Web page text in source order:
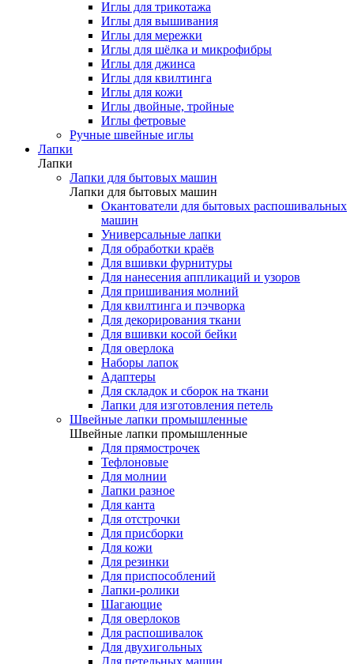
Иглы для трикотажа
Иглы для вышивания
Иглы для мережки
Иглы для шёлка и микрофибры
Иглы для джинса
Иглы для квилтинга
Иглы для кожи
Иглы двойные, тройные
Иглы фетровые
Ручные швейные иглы
Лапки
Лапки
Лапки для бытовых машин
Лапки для бытовых машин
Окантователи для бытовых распошивальных
машин
Универсальные лапки
Для обработки краёв
Для вшивки фурнитуры
Для нанесения аппликаций и узоров
Для пришивания молний
Для квилтинга и пэчворка
Для декорирования ткани
Для вшивки косой бейки
Для оверлока
Наборы лапок
Адаптеры
Для складок и сборок на ткани
Лапки для изготовления петель
Швейные лапки промышленные
Швейные лапки промышленные
Для прямострочек
Тефлоновые
Для молнии
Лапки разное
Для канта
Для отстрочки
Для присборки
Для кожи
Для резинки
Для приспособлений
Лапки-ролики
Шагающие
Для оверлоков
Для распошивалок
Для двухигольных
Для петельных машин